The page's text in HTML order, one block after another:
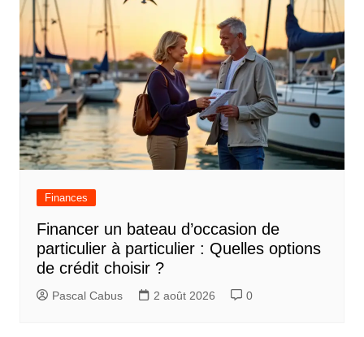
Finances
Financer un bateau d’occasion de
particulier à particulier : Quelles options
de crédit choisir ?
Pascal Cabus 2 août 2026 0